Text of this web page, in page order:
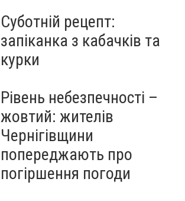
Суботній рецепт:
запіканка з кабачків та
курки
Рівень небезпечності –
жовтий: жителів
Чернігівщини
попереджають про
погіршення погоди